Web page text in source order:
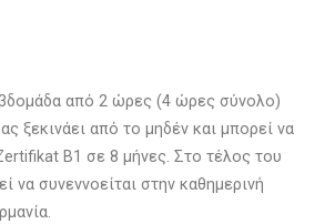
από 2 ώρες (4 ώρες σύνολο)
ξεκινάει από το μηδέν και μπορεί να
B1 σε 8 μήνες. Στο τέλος του
να συνεννοείται στην καθημερινή